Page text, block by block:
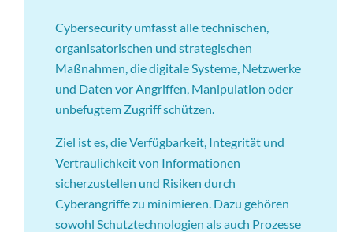
Cybersecurity umfasst alle technischen,
organisatorischen und strategischen
Maßnahmen, die digitale Systeme, Netzwerke
und Daten vor Angriffen, Manipulation oder
unbefugtem Zugriff schützen.
Ziel ist es, die Verfügbarkeit, Integrität und
Vertraulichkeit von Informationen
sicherzustellen und Risiken durch
Cyberangriffe zu minimieren. Dazu gehören
sowohl Schutztechnologien als auch Prozesse